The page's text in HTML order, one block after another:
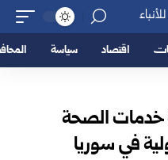
اقتصاد سياسة
الصحة
في سوريا